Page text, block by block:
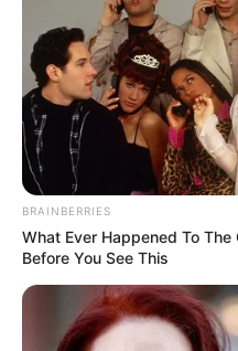
BRAINBERRIES
What Ever Happened To
Before You See This